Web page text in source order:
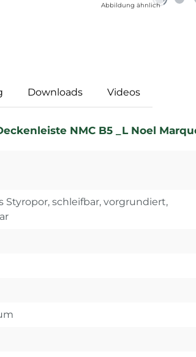
Abbildung ähnlich
Downloads Videos
NMC B5 _L Noel
Styropor, schleifbar, vorgrundiert,